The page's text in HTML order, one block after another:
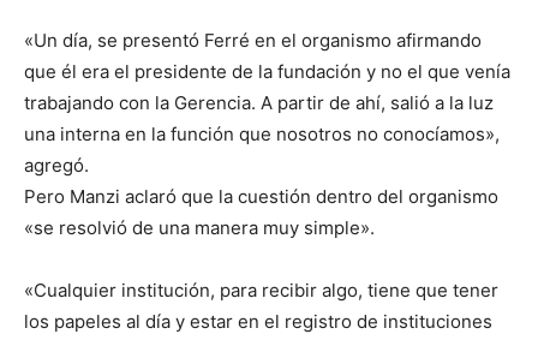
«Un día, se presentó Ferré en el organismo afirmando
que él era el presidente de la fundación y no el que venía
trabajando con la Gerencia. A partir de ahí, salió a la luz
una interna en la función que nosotros no conocíamos»,
agregó.
Pero Manzi aclaró que la cuestión dentro del organismo
«se resolvió de una manera muy simple».
«Cualquier institución, para recibir algo, tiene que tener
los papeles al día y estar en el registro de instituciones